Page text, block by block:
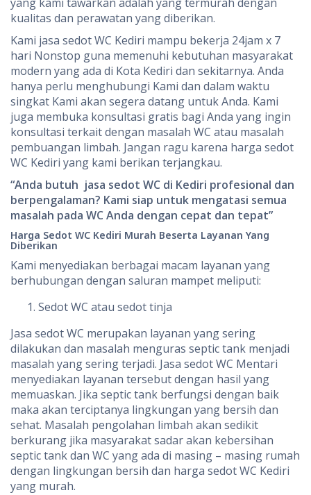
yang kami tawarkan adalah yang termurah dengan
kualitas dan perawatan yang diberikan.
Kami jasa sedot WC Kediri mampu bekerja 24jam x 7
hari Nonstop guna memenuhi kebutuhan masyarakat
modern yang ada di Kota Kediri dan sekitarnya. Anda
hanya perlu menghubungi Kami dan dalam waktu
singkat Kami akan segera datang untuk Anda. Kami
juga membuka konsultasi gratis bagi Anda yang ingin
konsultasi terkait dengan masalah WC atau masalah
pembuangan limbah. Jangan ragu karena harga sedot
WC Kediri yang kami berikan terjangkau.
“Anda butuh jasa sedot WC di Kediri profesional dan
berpengalaman? Kami siap untuk mengatasi semua
masalah pada WC Anda dengan cepat dan tepat”
Harga Sedot WC Kediri Murah Beserta Layanan Yang
Diberikan
Kami menyediakan berbagai macam layanan yang
berhubungan dengan saluran mampet meliputi:
Sedot WC atau sedot tinja
Jasa sedot WC merupakan layanan yang sering
dilakukan dan masalah menguras septic tank menjadi
masalah yang sering terjadi. Jasa sedot WC Mentari
menyediakan layanan tersebut dengan hasil yang
memuaskan. Jika septic tank berfungsi dengan baik
maka akan terciptanya lingkungan yang bersih dan
sehat. Masalah pengolahan limbah akan sedikit
berkurang jika masyarakat sadar akan kebersihan
septic tank dan WC yang ada di masing – masing rumah
dengan lingkungan bersih dan harga sedot WC Kediri
yang murah.